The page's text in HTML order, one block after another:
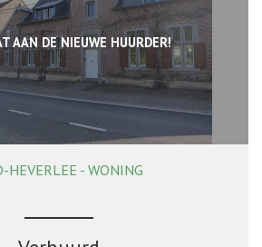
AAN DE NIEUWE HUURDER!
m² 2 1
HEVERLEE - WONING